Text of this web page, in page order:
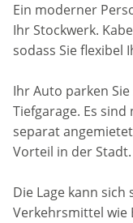
Ein moderner
Ihr Stockwerk.
sodass Sie flexibel
Ihr Auto parken
Tiefgarage. Es
separat
Vorteil in der Stadt.
Die Lage kann
Verkehrsmittel wie